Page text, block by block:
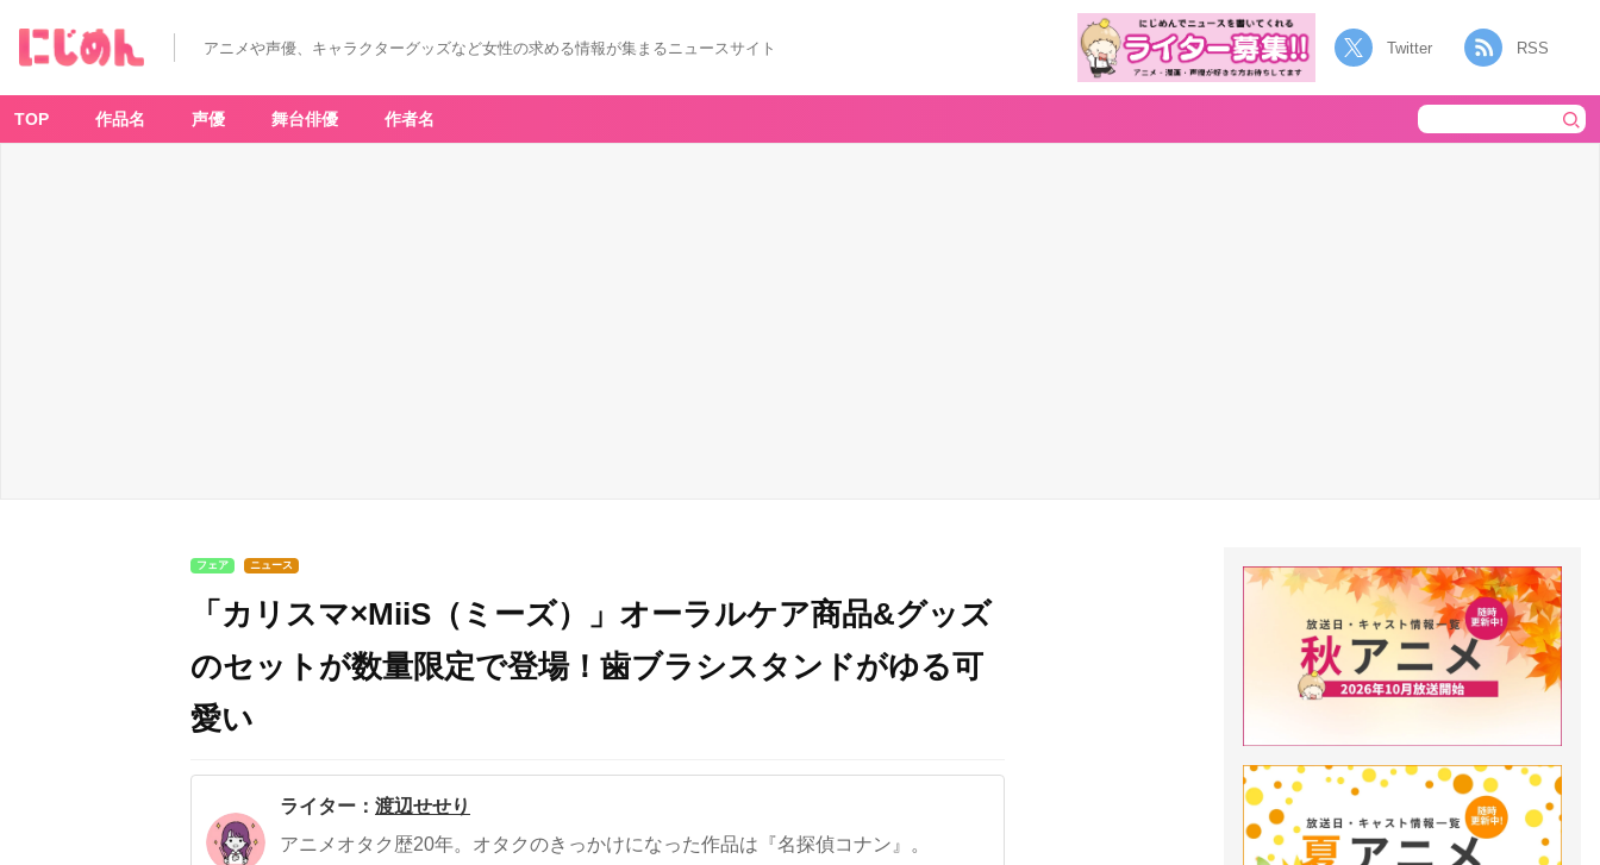
アニメや声優、キャラクターグッズなど女性の求める情報が集まるニュースサイト Twitter RSS
TOP 作品名 声優 舞台俳優 作者名
フェア ニュース
「カリスマ×MiiS（ミーズ）」オーラルケア商品&グッズ
のセットが数量限定で登場！歯ブラシスタンドがゆる可
愛い
ライター： 渡辺せせり
アニメオタク歴20年。オタクのきっかけになった作品は『名探偵コナン』。